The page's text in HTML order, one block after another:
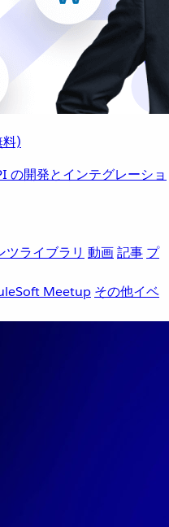
)
開発とインテグレーショ
ツライブラリ 動画記事 プ
Meetup その他イベ